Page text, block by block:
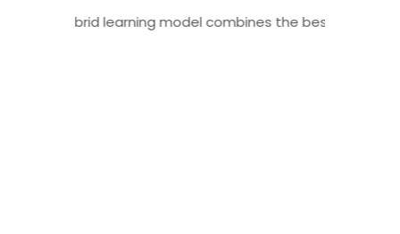
hybrid learning model combines the best